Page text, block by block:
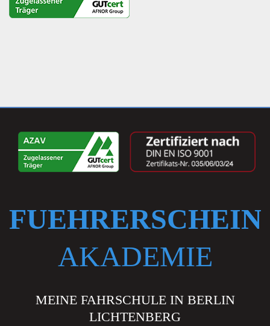
AKADEMIE
MEINE FAHRSCHULE IN BERLIN
LICHTENBERG